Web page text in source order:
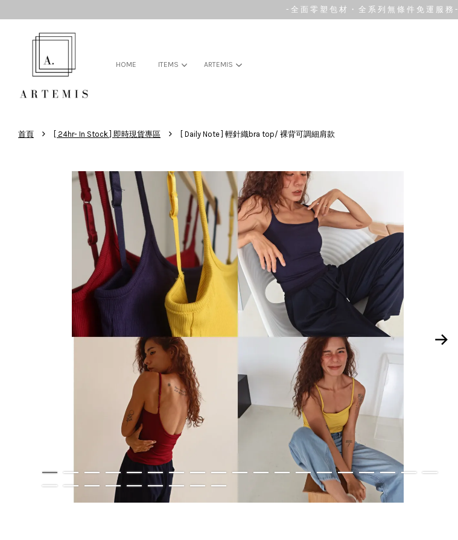
- 全 面 零 塑 包 材 ・ 全 系 列 無 條 件 免 運 服 務 -
HOME ITEMS ARTEMIS
首頁 › [ 24hr- In Stock ] 即時現貨專區 › [ Daily Note ] 輕針織bra top/ 裸背可調細肩款